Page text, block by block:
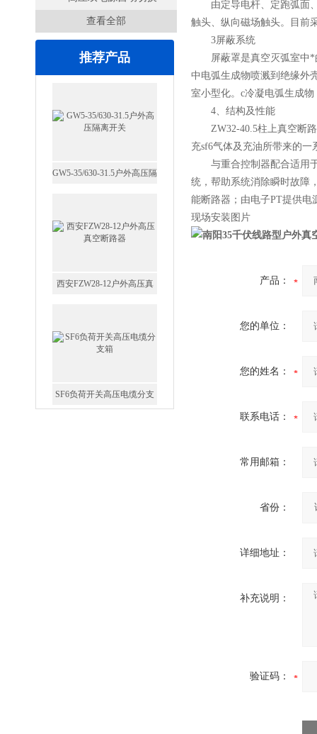
查看全部
推荐产品
GW5-35/630-31.5户外高压隔
西安FZW28-12户外高压真
SF6负荷开关高压电缆分支
由定导电杆、定跑弧面、
触头、纵向磁场触头。目前
3屏蔽系统
屏蔽罩是真空灭弧室中*的
中电弧生成物喷溅到绝缘外
室小型化。c冷凝电弧生成
4、结构及性能
ZW32-40.5柱上真空断路
充sf6气体及充油所带来的
与重合控制器配合适用于
统，帮助系统消除瞬时故障
能断路器；由电子PT提供电
现场安装图片
南阳35千伏线路型户外真
产品：
您的单位：
您的姓名：
联系电话：
常用邮箱：
省份：
详细地址：
补充说明：
验证码：